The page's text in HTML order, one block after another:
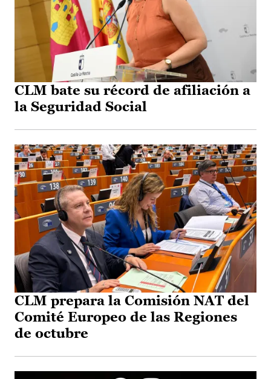
CLM bate su récord de afiliación a
la Seguridad Social
CLM prepara la Comisión NAT del
Comité Europeo de las Regiones
de octubre